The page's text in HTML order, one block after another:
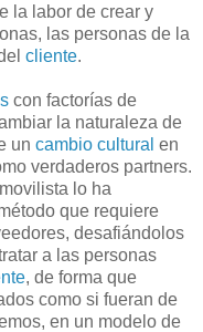
la labor de crear y
las personas de la
cliente.
con factorías de
la naturaleza de
un cambio cultural en
verdaderos partners.
lo ha
que requiere
desafiándolos
a las personas
, de forma que
como si fueran de
en un modelo de